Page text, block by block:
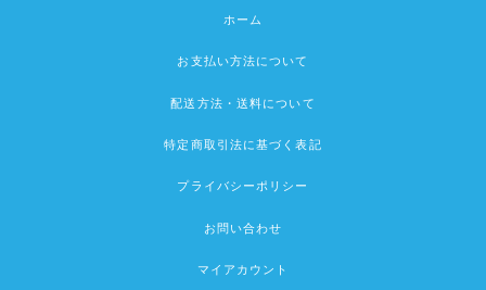
ホーム
お支払い方法について
配送方法・送料について
特定商取引法に基づく表記
プライバシーポリシー
お問い合わせ
マイアカウント